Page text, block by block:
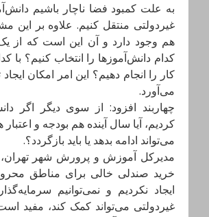
به علت کمبود فضا ناچار باشیم
غیردولتی منتقل کنیم. علاوه بر این
کدام دانش‌آموزها را انتخاب کنیم؟ با
کار را انجام دهیم؟ این امر امکان
می‌آورد.
چهاربند افزود: از سوی دیگر اگر
کردیم، آیا سال آینده هم بودجه و
می‌تواند ادامه بدهد یا باید بازگردد؟.
مدیرکل آموزش و پرورش شهر تهران،
خرید صندلی خالی برای مناطق
ایجاد نکردیم و نمی‌توانیم
غیردولتی می‌تواند کمک کند، مفید